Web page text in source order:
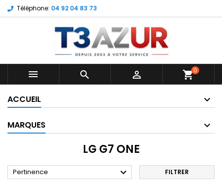
Téléphone: 04 92 04 83 73
   shopping_cart0
ACCUEIL
MARQUES
LG G7 ONE
Pertinence  FILTRER